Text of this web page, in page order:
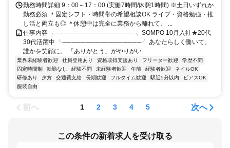
勤務時間詳細 9：00～17：00 (実働7時間/休憩1時間) ※土日いずれか
勤務必須 ＊固定シフト・時間帯の希望相談OK ライブ・資格勉強・推
し活と両立も◎ ＊休憩中は完全に業務から離れて、 ...
仕事内容 ╭─────────────────╮ SOMPO 10月入社★20代
30代活躍中 ╰─────────────────╯ あなたらしく働いて、
誰かを笑顔に。 「ありがとう」がやりがい...
業界未経験者歓迎 社員登用あり 資格取得支援あり フリーター歓迎
学歴不問
固定時間制
転勤なし 経験不問 未経験者歓迎 午前 経験者歓迎
ネイルOK
研修あり
夕方 交通費支給 長期歓迎 フルタイム歓迎 駅近5分以内
ピアスOK
服装自由
前へ 1 2 3 4 5 次へ
この条件の新着求人を受け取る